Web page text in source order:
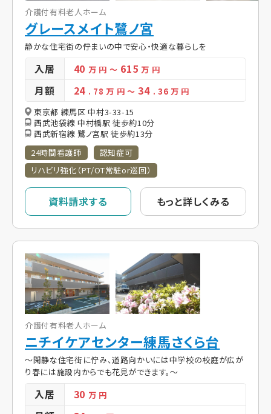
介護付有料老人ホーム
グレースメイト鷺ノ宮
静かな住宅街の佇まいの中で安心・快適な暮らしを
入居 40万 円 ～ 615万 円
月額 24 . 78万 円 ～ 34 . 36 万 円
東京都 練馬区 中村3-33-15
西武池袋線 中村橋駅 徒歩約10分
西武新宿線 鷺ノ宮駅 徒歩約13分
24時間看護師
認知症可
リハビリ強化（PT/OT常駐or巡回）
資料請求する もっと詳しくみる
介護付有料老人ホーム
ニチイケアセンター練馬さくら台
～閑静な住宅街に佇み、道路向かいには中学校の校庭が広が
り春には施設内からでも花見ができます。～
入居 30万 円